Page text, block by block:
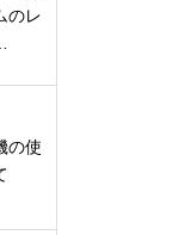
のレ
の使